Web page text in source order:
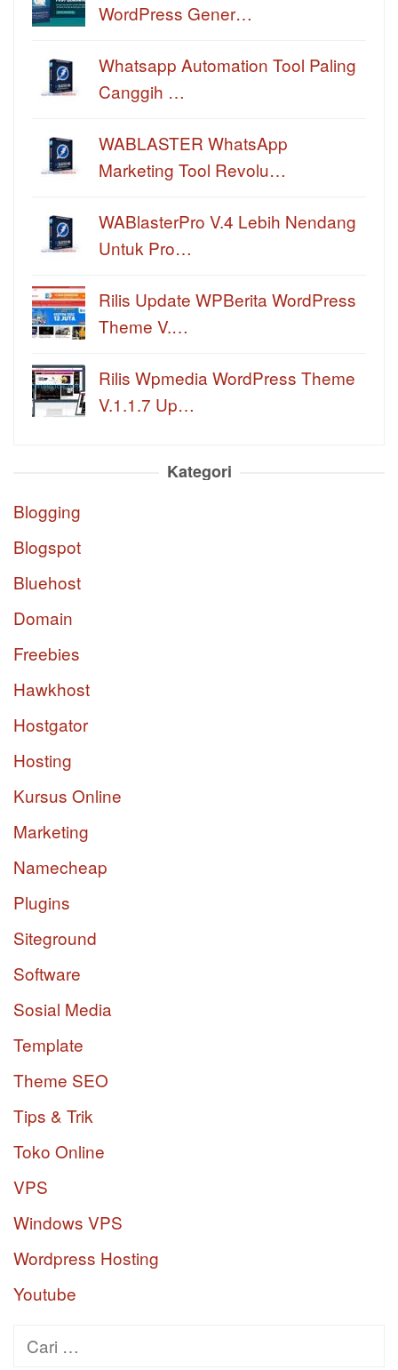
WordPress Gener…
Whatsapp Automation Tool Paling
Canggih …
WABLASTER WhatsApp
Marketing Tool Revolu…
WABlasterPro V.4 Lebih Nendang
Untuk Pro…
Rilis Update WPBerita WordPress
Theme V.…
Rilis Wpmedia WordPress Theme
V.1.1.7 Up…
Kategori
Blogging
Blogspot
Bluehost
Domain
Freebies
Hawkhost
Hostgator
Hosting
Kursus Online
Marketing
Namecheap
Plugins
Siteground
Software
Sosial Media
Template
Theme SEO
Tips & Trik
Toko Online
VPS
Windows VPS
Wordpress Hosting
Youtube
Cari